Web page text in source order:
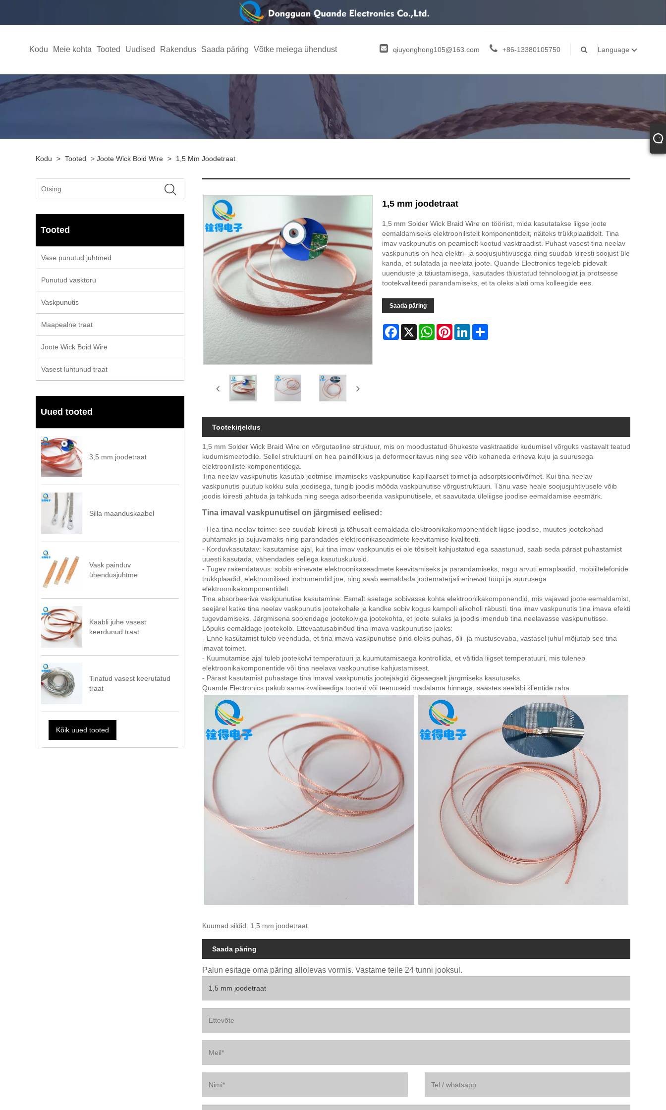
Kodu Meie kohta Tooted Uudised Rakendus Saada päring Võtke meiega ühendust qiuyonghong105@163.com +86-13380105750 Language
Kodu > Tooted > Joote Wick Boid Wire > 1,5 Mm Joodetraat
Tooted
Vase punutud juhtmed
Punutud vasktoru
Vaskpunutis
Maapealne traat
Joote Wick Boid Wire
Vasest luhtunud traat
Uued tooted
3,5 mm joodetraat
Silla maanduskaabel
Vask painduv
ühendusjuhtme
Kaabli juhe vasest
keerdunud traat
Tinatud vasest keerutatud
traat
Kõik uued tooted
1,5 mm joodetraat
1,5 mm Solder Wick Braid Wire on tööriist, mida kasutatakse liigse joote
eemaldamiseks elektroonilistelt komponentidelt, näiteks trükkplaatidelt. Tina
imav vaskpunutis on peamiselt kootud vasktraadist. Puhast vasest tina neelav
vaskpunutis on hea elektri- ja soojusjuhtivusega ning suudab kiiresti soojust üle
kanda, et sulatada ja neelata joote. Quande Electronics tegeleb pidevalt
uuenduste ja täiustamisega, kasutades täiustatud tehnoloogiat ja protsesse
tootekvaliteedi parandamiseks, et ta oleks alati oma kolleegide ees.
Saada päring
Facebook
X WhatsAppPinterestLinkedInShare
Tootekirjeldus
1,5 mm Solder Wick Braid Wire on võrgutaoline struktuur, mis on moodustatud õhukeste vasktraatide kudumisel võrguks vastavalt teatud
kudumismeetodile. Sellel struktuuril on hea paindlikkus ja deformeeritavus ning see võib kohaneda erineva kuju ja suurusega
elektrooniliste komponentidega.
Tina neelav vaskpunutis kasutab jootmise imamiseks vaskpunutise kapillaarset toimet ja adsorptsioonivõimet. Kui tina neelav
vaskpunutis puutub kokku sula joodisega, tungib joodis mööda vaskpunutise võrgustruktuuri. Tänu vase heale soojusjuhtivusele võib
joodis kiiresti jahtuda ja tahkuda ning seega adsorbeerida vaskpunutisele, et saavutada üleliigse joodise eemaldamise eesmärk.
Tina imaval vaskpunutisel on järgmised eelised:
- Hea tina neelav toime: see suudab kiiresti ja tõhusalt eemaldada elektroonikakomponentidelt liigse joodise, muutes jootekohad
puhtamaks ja sujuvamaks ning parandades elektroonikaseadmete keevitamise kvaliteeti.
- Korduvkasutatav: kasutamise ajal, kui tina imav vaskpunutis ei ole tõsiselt kahjustatud ega saastunud, saab seda pärast puhastamist
uuesti kasutada, vähendades sellega kasutuskulusid.
- Tugev rakendatavus: sobib erinevate elektroonikaseadmete keevitamiseks ja parandamiseks, nagu arvuti emaplaadid, mobiiltelefonide
trükkplaadid, elektroonilised instrumendid jne, ning saab eemaldada jootematerjali erinevat tüüpi ja suurusega
elektroonikakomponentidelt.
Tina absorbeeriva vaskpunutise kasutamine: Esmalt asetage sobivasse kohta elektroonikakomponendid, mis vajavad joote eemaldamist,
seejärel katke tina neelav vaskpunutis jootekohale ja kandke sobiv kogus kampoli alkoholi räbusti. tina imav vaskpunutis tina imava efekti
tugevdamiseks. Järgmisena soojendage jootekolviga jootekohta, et joote sulaks ja joodis imendub tina neelavasse vaskpunutisse.
Lõpuks eemaldage jootekolb. Ettevaatusabinõud tina imava vaskpunutise jaoks:
- Enne kasutamist tuleb veenduda, et tina imava vaskpunutise pind oleks puhas, õli- ja mustusevaba, vastasel juhul mõjutab see tina
imavat toimet.
- Kuumutamise ajal tuleb jootekolvi temperatuuri ja kuumutamisaega kontrollida, et vältida liigset temperatuuri, mis tuleneb
elektroonikakomponentide või tina neelava vaskpunutise kahjustamisest.
- Pärast kasutamist puhastage tina imaval vaskpunutis jootejäägid õigeaegselt järgmiseks kasutuseks.
Quande Electronics pakub sama kvaliteediga tooteid või teenuseid madalama hinnaga, säästes seeläbi klientide raha.
Kuumad sildid: 1,5 mm joodetraat
Saada päring
Palun esitage oma päring allolevas vormis. Vastame teile 24 tunni jooksul.